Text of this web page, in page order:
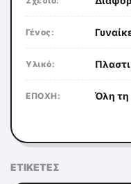
Γένος:
Υλικό:
ΕΠΟΧΗ: Όλη τη
ΕΤΙΚΈΤΕΣ